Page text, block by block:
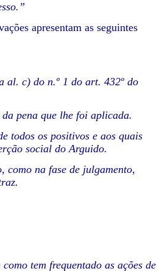
apresentam as seguintes
al. c) do n.º 1 do art. 432º do
pena que lhe foi aplicada.
todos os positivos e aos quais
social do Arguido.
como na fase de julgamento,
tem frequentado as ações de